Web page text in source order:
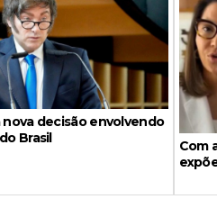
nova decisão envolvendo
Brasil
Com